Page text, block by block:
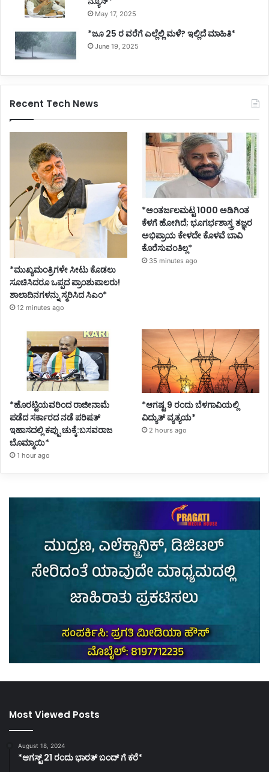
May 17, 2025
*ಜೂ 25 ರ ವರೆಗೆ ಎಲ್ಲೆಲ್ಲಿ ಮಳೆ? ಇಲ್ಲಿದೆ ಮಾಹಿತಿ*
June 19, 2025
Recent Tech News
*ಮುಖ್ಯಮಂತ್ರಿಗಳೇ ಸೀಟು ಕೊಡಲು
ಸೂಚಿಸಿದರೂ ಒಪ್ಪದ ಪ್ರಾಂಶುಪಾಲರು!
ಶಾಲಾದಿನಗಳನ್ನು ಸ್ಮರಿಸಿದ ಸಿಎಂ*
12 minutes ago
*ಅಂತರ್ಜಲಮಟ್ಟ 1000 ಅಡಿಗಿಂತ
ಕೆಳಗೆ ಹೋಗಿದೆ; ಭೂಗರ್ಭಶಾಸ್ತ್ರ ತಜ್ಞರ
ಅಭಿಪ್ರಾಯ ಕೇಳದೇ ಕೊಳವೆ ಬಾವಿ
ಕೊರೆಸುವಂತಿಲ್ಲ*
35 minutes ago
*ಹೊರಟ್ಟಿಯವರಿಂದ ರಾಜೀನಾಮೆ
ಪಡೆದ ಸರ್ಕಾರದ ನಡೆ ಪರಿಷತ್
ಇಹಾಸದಲ್ಲಿ ಕಪ್ಪು ಚುಕ್ಕೆ:ಬಸವರಾಜ
ಬೊಮ್ಮಾಯಿ*
1 hour ago
*ಆಗಷ್ಟ 9 ರಂದು ಬೆಳಗಾವಿಯಲ್ಲಿ
ವಿದ್ಯುತ್ ವ್ಯತ್ಯಯ*
2 hours ago
Most Viewed Posts
August 18, 2024
*ಆಗಸ್ಟ್ 21 ರಂದು ಭಾರತ್‌ ಬಂದ್‌ ಗೆ ಕರೆ*